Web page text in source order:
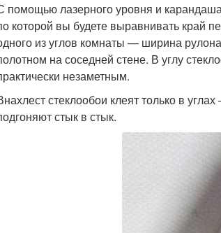
помощью лазерного уровня и
которой вы будете выравнивать край
из углов комнаты — ширина
на соседней стене. В углу
незаметным.
стеклообои клеят только в
стык в стык.